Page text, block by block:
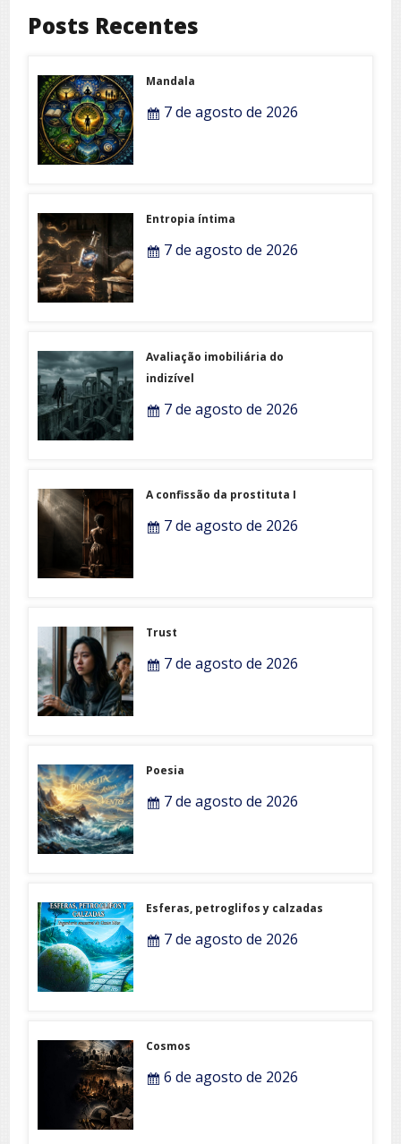
Posts Recentes
Mandala
7 de agosto de 2026
Entropia íntima
7 de agosto de 2026
Avaliação imobiliária do
indizível
7 de agosto de 2026
A confissão da prostituta I
7 de agosto de 2026
Trust
7 de agosto de 2026
Poesia
7 de agosto de 2026
Esferas, petroglifos y calzadas
7 de agosto de 2026
Cosmos
6 de agosto de 2026